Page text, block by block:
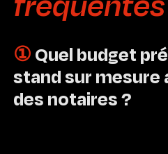
① Quel budget
stand sur mesure
des notaires ?